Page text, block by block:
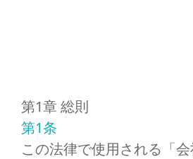
第1章 総則
第1条
この法律で使用される「